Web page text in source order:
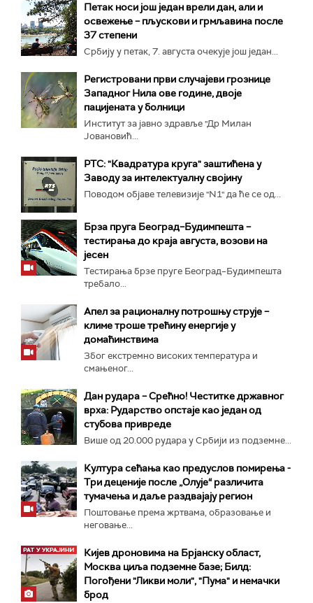
Петак носи још један врели дан, али и
освежење – пљускови и грмљавина после
37 степени
Србију у петак, 7. августа очекује још један...
Регистровани први случајеви грознице
Западног Нила ове године, двоје
пацијената у болници
Институт за јавно здравље "Др Милан
Јовановић...
РТС: "Квадратура круга" заштићена у
Заводу за интелектуалну својину
Поводом објаве телевизије "N1" да ће се од...
Брза пруга Београд–Будимпешта –
тестирања до краја августа, возови на
јесен
Тестирања брзе пруге Београд–Будимпешта
требало...
Апел за рационалну потрошњу струје –
климе троше трећину енергије у
домаћинствима
Због екстремно високих температура и
смањеног...
Дан рудара – Срећно! Честитке државног
врха: Рударство опстаје као један од
стубова привреде
Више од 20.000 рудара у Србији из подземне...
Култура сећања као предуслов помирења ­-
Три деценије после „Олује“ различита
тумачења и даље раздвајају регион
Поштовање према жртвама, образовање и
неговање...
Кијев дроновима на Брјанску област,
Москва циља подземне базе; Билд:
Погођени "Ликви моли", "Пума" и немачки
брод